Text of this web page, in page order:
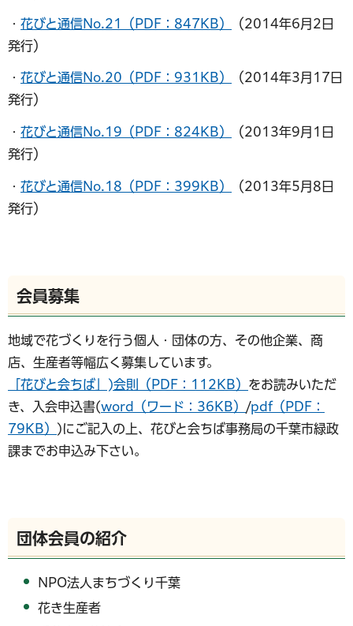
・ 花びと通信No.21（PDF：847KB）
（2014年6月2日
発行）
・ 花びと通信No.20（PDF：931KB）
（2014年3月17日
発行）
・ 花びと通信No.19（PDF：824KB）
（2013年9月1日
発行）
・ 花びと通信No.18（PDF：399KB）
（2013年5月8日
発行）
会員募集
地域で花づくりを行う個人・団体の方、その他企業、商
店、生産者等幅広く募集しています。
「花びと会ちば」)会則（PDF：112KB） をお読みいただ
き、入会申込書(word（ワード：36KB） /pdf（PDF：
79KB）
)にご記入の上、花びと会ちば事務局の千葉市緑政
課までお申込み下さい。
団体会員の紹介
NPO法人まちづくり千葉
花き生産者